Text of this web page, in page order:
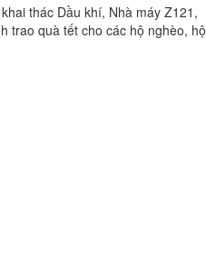
thác Dầu khí, Nhà máy Z121,
quà tết cho các hộ nghèo, hộ